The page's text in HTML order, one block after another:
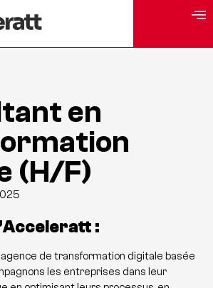
en
(H/F)
:
de transformation digitale basée
les entreprises dans leur